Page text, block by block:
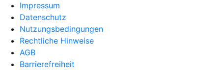
Impressum
Datenschutz
Nutzungsbedingungen
Rechtliche Hinweise
AGB
Barrierefreiheit